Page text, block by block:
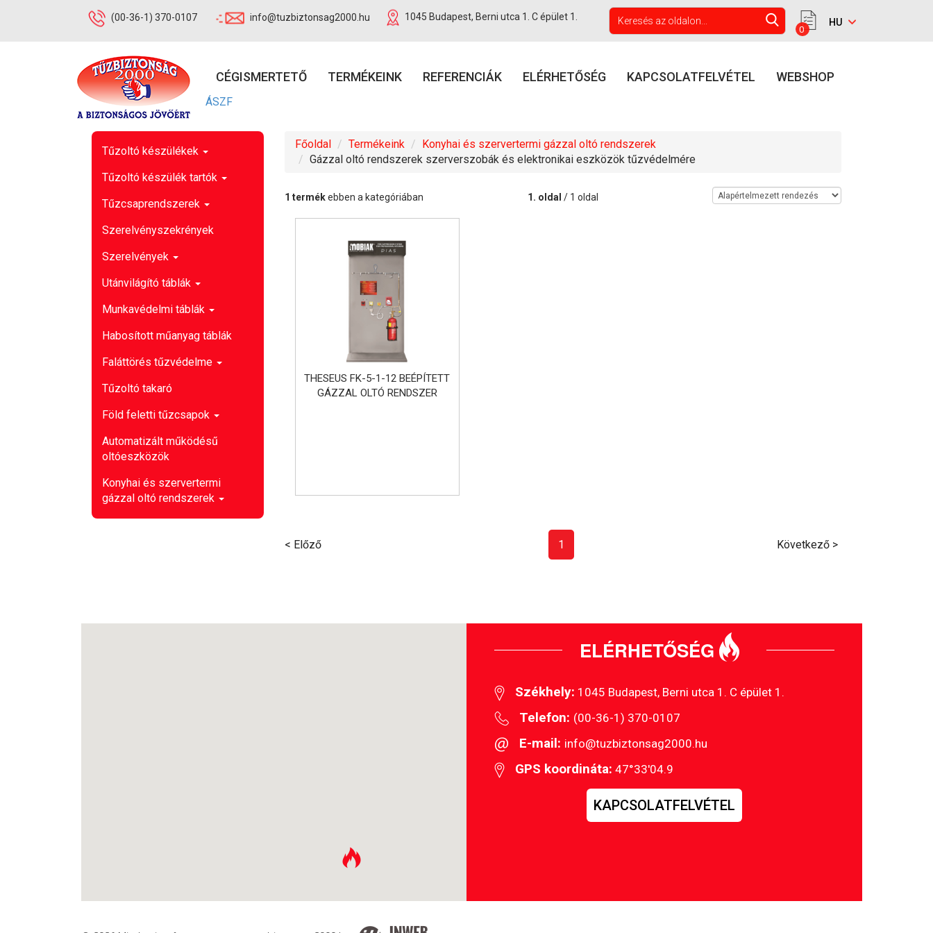
(00-36-1) 370-0107 info@tuzbiztonsag2000.hu 1045 Budapest, Berni utca 1. C épület 1.
0
CÉGISMERTETŐ
ÁSZF
TERMÉKEINK REFERENCIÁK ELÉRHETŐSÉG KAPCSOLATFELVÉTEL WEBSHOP
Tűzoltó készülékek
Tűzoltó készülék tartók
Tűzcsaprendszerek
Szerelvényszekrények
Szerelvények
Utánvilágító táblák
Munkavédelmi táblák
Habosított műanyag táblák
Faláttörés tűzvédelme
Tűzoltó takaró
Föld feletti tűzcsapok
Automatizált működésű
oltóeszközök
Konyhai és szervertermi
gázzal oltó rendszerek
Főoldal Termékeink
Konyhai és szervertermi gázzal oltó rendszerek
Gázzal oltó rendszerek szerverszobák és elektronikai eszközök tűzvédelmére
1 termékebben a kategóriában 1. oldal / 1 oldal
THESEUS FK-5-1-12 BEÉPÍTETT
GÁZZAL OLTÓ RENDSZER
< Előző 1 Következő >
ELÉRHETŐSÉG
Székhely: 1045 Budapest, Berni utca 1. C épület 1.
Telefon: (00-36-1) 370-0107
E-mail: info@tuzbiztonsag2000.hu
GPS koordináta: 47°33'04.9
KAPCSOLATFELVÉTEL